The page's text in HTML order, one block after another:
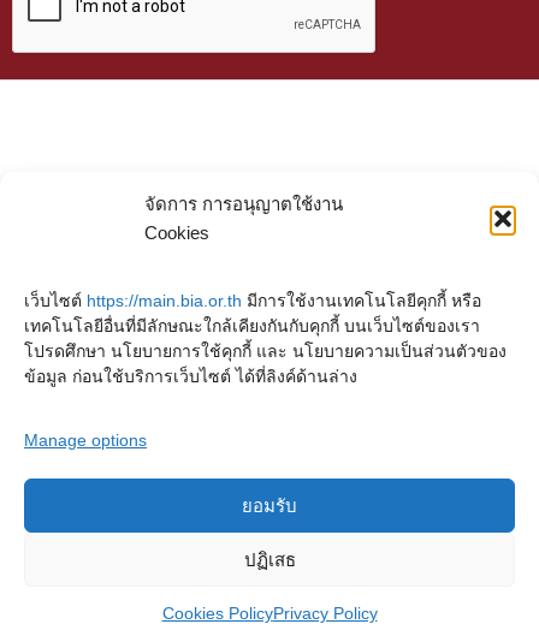
จัดการ การอนุญาตใช้งาน
Cookies
เว็บไซต์ https://main.bia.or.th มีการใช้งานเทคโนโลยีคุกกี้ หรือ
เทคโนโลยีอื่นที่มีลักษณะใกล้เคียงกันกับคุกกี้ บนเว็บไซต์ของเรา
โปรดศึกษา นโยบายการใช้คุกกี้ และ นโยบายความเป็นส่วนตัวของ
ข้อมูล ก่อนใช้บริการเว็บไซต์ ได้ที่ลิงค์ด้านล่าง
Manage options
ยอมรับ
ปฏิเสธ
Cookies PolicyPrivacy Policy
Copyright © 2023. Buddhadasa Indapanno Archives
Privacy PolicyCookies PolicyTerms and conditions